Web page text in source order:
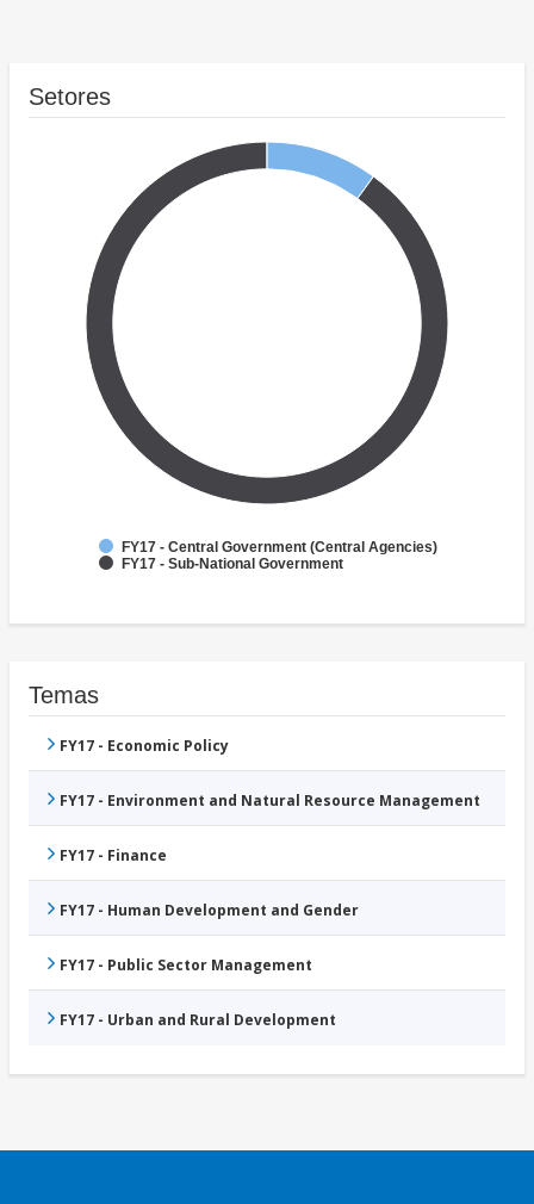
Setores
FY17 - Central Government (Central Agencies)
FY17 - Sub-National Government
Temas
FY17 - Economic Policy
FY17 - Environment and Natural Resource Management
FY17 - Finance
FY17 - Human Development and Gender
FY17 - Public Sector Management
FY17 - Urban and Rural Development